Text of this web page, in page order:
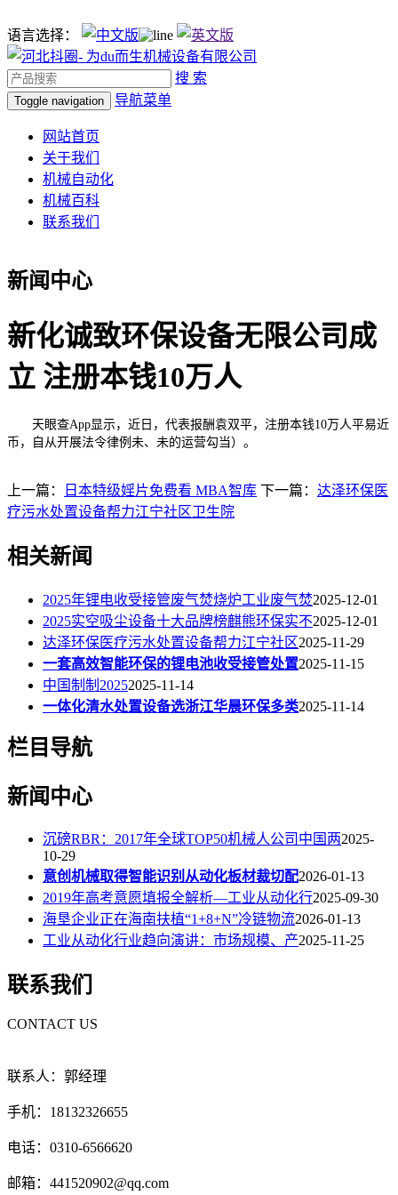
语言选择：
搜 索
Toggle navigation 导航菜单
网站首页
关于我们
机械自动化
机械百科
联系我们
新闻中心
新化诚致环保设备无限公司成
立 注册本钱10万人
天眼查App显示，近日，代表报酬袁双平，注册本钱10万人平易近
币，自从开展法令律例未、未的运营勾当）。
上一篇： 日本特级婬片免费看 MBA智库 下一篇： 达泽环保医
疗污水处置设备帮力江宁社区卫生院
相关新闻
2025年锂电收受接管废气焚烧炉工业废气焚2025-12-01
2025实空吸尘设备十大品牌榜麒熊环保实不2025-12-01
达泽环保医疗污水处置设备帮力江宁社区2025-11-29
一套高效智能环保的锂电池收受接管处置2025-11-15
中国制制20252025-11-14
一体化清水处置设备选浙江华晨环保多类2025-11-14
栏目导航
新闻中心
沉磅RBR：2017年全球TOP50机械人公司中国两2025-
10-29
意创机械取得智能识别从动化板材裁切配2026-01-13
2019年高考意愿填报全解析—工业从动化行2025-09-30
海垦企业正在海南扶植“1+8+N”冷链物流2026-01-13
工业从动化行业趋向演讲：市场规模、产2025-11-25
联系我们
CONTACT US
联系人：郭经理
手机：18132326655
电话：0310-6566620
邮箱：441520902@qq.com